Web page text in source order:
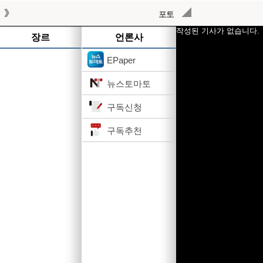
포토
장르 언론사
EPaper
뉴스토마토
구독신청
구독추천
작성된 기사가 없습니다.